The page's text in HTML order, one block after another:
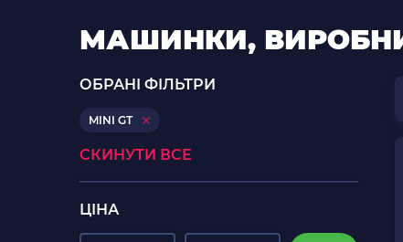
МАШИНКИ,
ОБРАНІ ФІЛЬТРИ
MINI GT
СКИНУТИ ВСЕ
ЦІНА